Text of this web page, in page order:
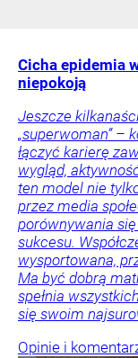
Cicha epidemia
niepokoją
Jeszcze
„superwoman” –
łączyć karierę
wygląd,
ten model nie
przez media
porównywania
sukcesu.
wysportowana,
Ma być dobrą
spełnia
się swoim
Opinie i